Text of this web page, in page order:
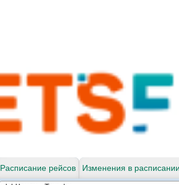
Расписание рейсов Изменения в